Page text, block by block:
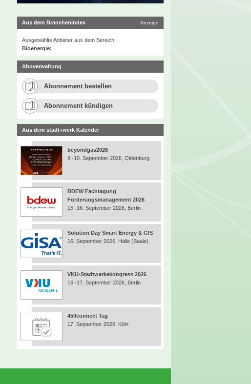
Aus dem Branchenindex Anzeige
Ausgewählte Anbieter aus dem Bereich
Bioenergie:
Aboverwaltung
Abonnement bestellen
Abonnement kündigen
Aus dem stadt+werk Kalender
beyondgas2026
8.-10. September 2026, Oldenburg
BDEW Fachtagung
Forderungsmanagement 2026
15.-16. September 2026, Berlin
Solution Day Smart Energy & GIS
16. September 2026, Halle (Saale)
VKU-Stadtwerkekongress 2026
16.-17. September 2026, Berlin
450connect Tag
17. September 2026, Köln